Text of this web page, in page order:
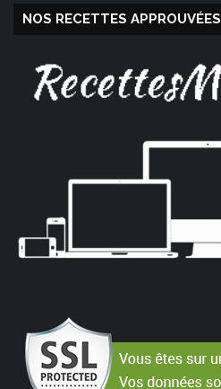
NOS RECETTES APPROUVÉES